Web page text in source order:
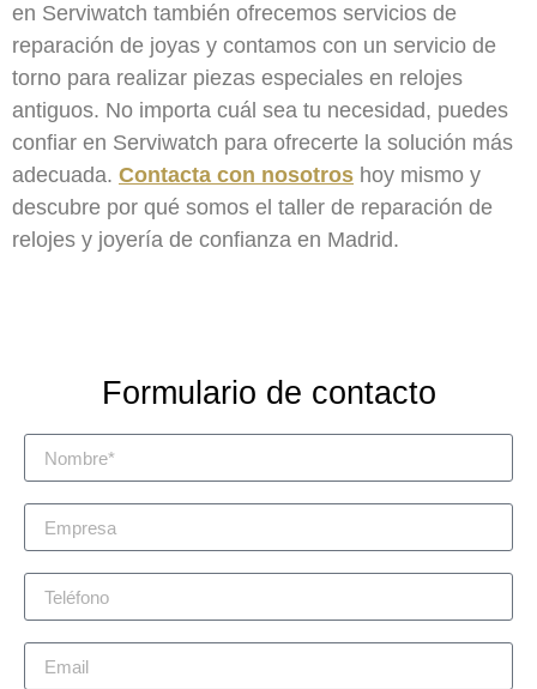
en Serviwatch también ofrecemos servicios de
reparación de joyas y contamos con un servicio de
torno para realizar piezas especiales en relojes
antiguos. No importa cuál sea tu necesidad, puedes
confiar en Serviwatch para ofrecerte la solución más
adecuada. Contacta con nosotros hoy mismo y
descubre por qué somos el taller de reparación de
relojes y joyería de confianza en Madrid.
Formulario de contacto